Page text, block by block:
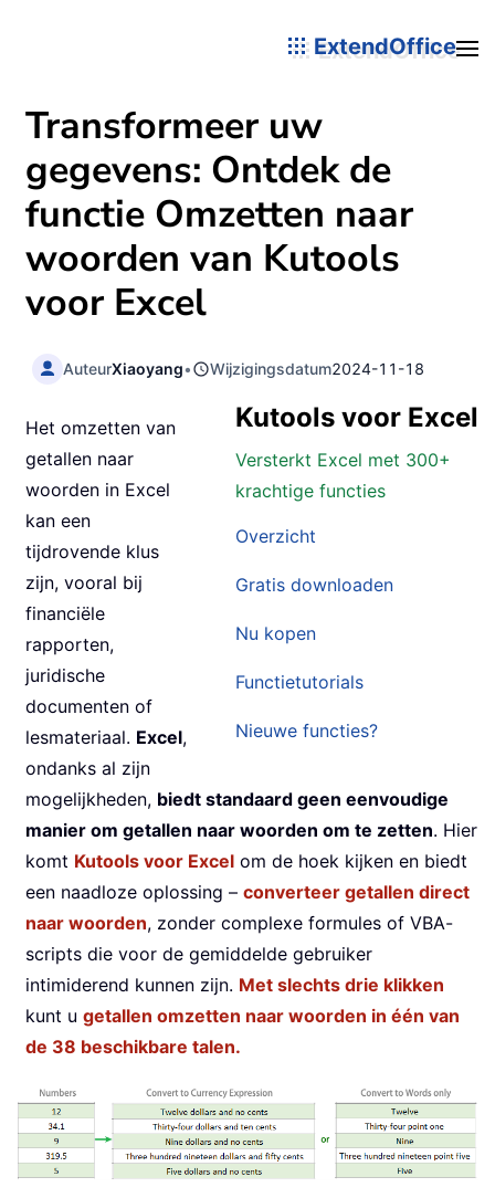
ExtendOffice
Transformeer uw
gegevens: Ontdek de
functie Omzetten naar
woorden van Kutools
voor Excel
AuteurXiaoyang• Wijzigingsdatum2024-11-18
Kutools voor Excel
Versterkt Excel met 300+
krachtige functies
Overzicht
Gratis downloaden
Nu kopen
Functietutorials
Nieuwe functies?
Het omzetten van
getallen naar
woorden in Excel
kan een
tijdrovende klus
zijn, vooral bij
financiële
rapporten,
juridische
documenten of
lesmateriaal. Excel,
ondanks al zijn
mogelijkheden, biedt standaard geen eenvoudige
manier om getallen naar woorden om te zetten. Hier
komt Kutools voor Excel om de hoek kijken en biedt
een naadloze oplossing – converteer getallen direct
naar woorden, zonder complexe formules of VBA-
scripts die voor de gemiddelde gebruiker
intimiderend kunnen zijn. Met slechts drie klikken
kunt u getallen omzetten naar woorden in één van
de 38 beschikbare talen.